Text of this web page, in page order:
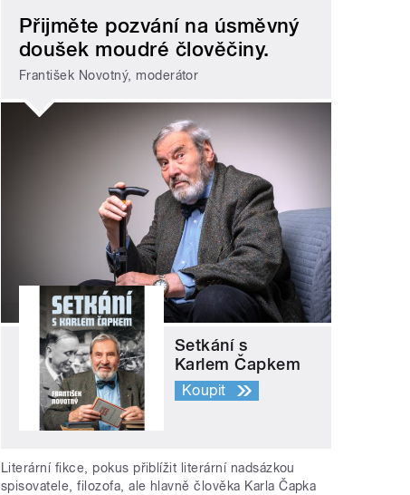
Přijměte pozvání na úsměvný
doušek moudré člověčiny.
František Novotný, moderátor
Setkání s
Karlem Čapkem
Koupit
Literární fikce, pokus přiblížit literární nadsázkou
spisovatele, filozofa, ale hlavně člověka Karla Čapka